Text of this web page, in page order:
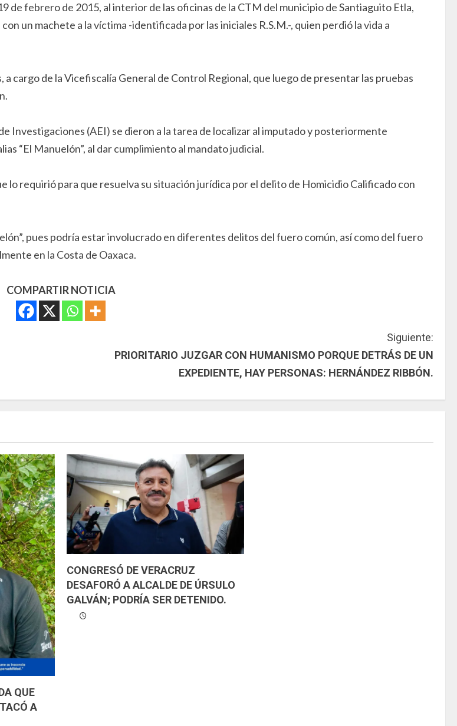
de febrero de 2015, al interior de las oficinas de la CTM del municipio de Santiaguito Etla,
un machete a la víctima -identificada por las iniciales R.S.M.-, quien perdió la vida a
cargo de la Vicefiscalía General de Control Regional, que luego de presentar las pruebas
Investigaciones (AEI) se dieron a la tarea de localizar al imputado y posteriormente
“El Manuelón”, al dar cumplimiento al mandato judicial.
lo requirió para que resuelva su situación jurídica por el delito de Homicidio Calificado con
pues podría estar involucrado en diferentes delitos del fuero común, así como del fuero
en la Costa de Oaxaca.
COMPARTIR NOTICIA
Siguiente:
PRIORITARIO JUZGAR CON HUMANISMO PORQUE DETRÁS DE UN
EXPEDIENTE, HAY PERSONAS: HERNÁNDEZ RIBBÓN.
QUE
A
CONGRESÓ DE VERACRUZ
DESAFORÓ A ALCALDE DE ÚRSULO
GALVÁN; PODRÍA SER DETENIDO.